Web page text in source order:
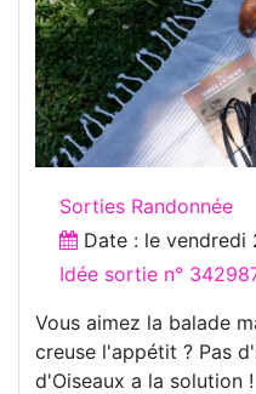
Sorties Randonnée
Date : le vendredi
Idée sortie n°
Vous aimez la balade
creuse l'appétit ? Pas
d'Oiseaux a la solution !